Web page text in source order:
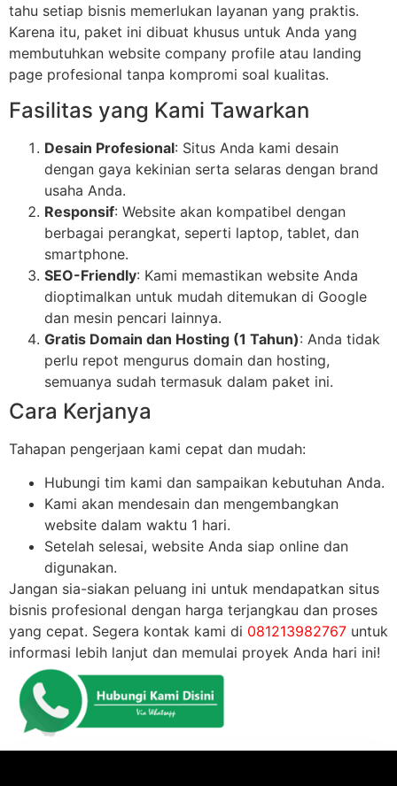
tahu setiap bisnis memerlukan layanan yang praktis.
Karena itu, paket ini dibuat khusus untuk Anda yang
membutuhkan website company profile atau landing
page profesional tanpa kompromi soal kualitas.
Fasilitas yang Kami Tawarkan
Desain Profesional: Situs Anda kami desain
dengan gaya kekinian serta selaras dengan brand
usaha Anda.
Responsif: Website akan kompatibel dengan
berbagai perangkat, seperti laptop, tablet, dan
smartphone.
SEO-Friendly: Kami memastikan website Anda
dioptimalkan untuk mudah ditemukan di Google
dan mesin pencari lainnya.
Gratis Domain dan Hosting (1 Tahun): Anda tidak
perlu repot mengurus domain dan hosting,
semuanya sudah termasuk dalam paket ini.
Cara Kerjanya
Tahapan pengerjaan kami cepat dan mudah:
Hubungi tim kami dan sampaikan kebutuhan Anda.
Kami akan mendesain dan mengembangkan
website dalam waktu 1 hari.
Setelah selesai, website Anda siap online dan
digunakan.
Jangan sia-siakan peluang ini untuk mendapatkan situs
bisnis profesional dengan harga terjangkau dan proses
yang cepat. Segera kontak kami di 081213982767 untuk
informasi lebih lanjut dan memulai proyek Anda hari ini!